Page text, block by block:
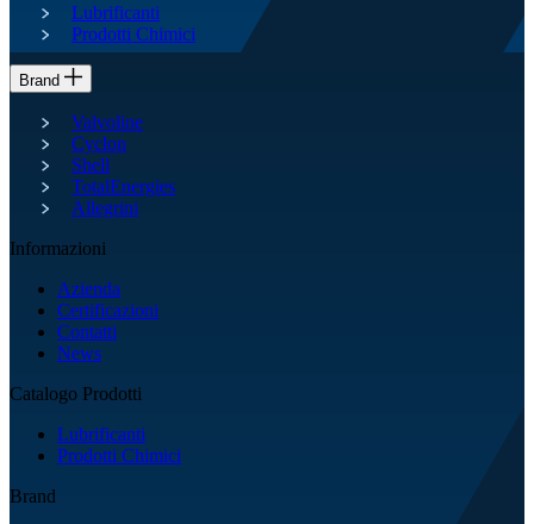
Lubrificanti
Prodotti Chimici
Brand
Valvoline
Cyclon
Shell
TotalEnergies
Allegrini
Informazioni
Azienda
Certificazioni
Contatti
News
Catalogo Prodotti
Lubrificanti
Prodotti Chimici
Brand